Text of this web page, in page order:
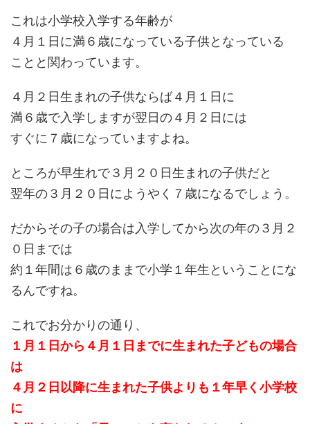
これは小学校入学する年齢が
４月１日に満６歳になっている子供となっている
ことと関わっています。
４月２日生まれの子供ならば４月１日に
満６歳で入学しますが翌日の４月２日には
すぐに７歳になっていますよね。
ところが早生れで３月２０日生まれの子供だと
翌年の３月２０日にようやく７歳になるでしょう。
だからその子の場合は入学してから次の年の３月２
０日までは
約１年間は６歳のままで小学１年生ということにな
るんですね。
これでお分かりの通り、
１月１日から４月１日までに生まれた子どもの場合
は
４月２日以降に生まれた子供よりも１年早く小学校
に